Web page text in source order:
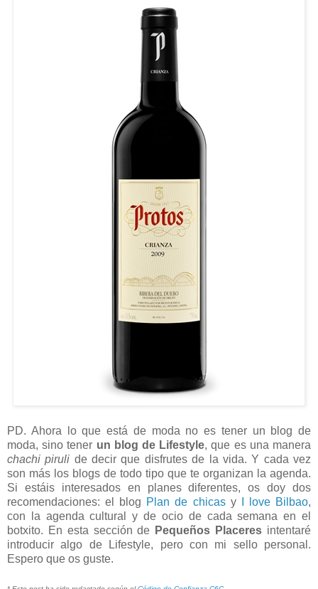
PD. Ahora lo que está de moda no es tener un blog de
moda, sino tener un blog de Lifestyle, que es una manera
chachi piruli de decir que disfrutes de la vida. Y cada vez
son más los blogs de todo tipo que te organizan la agenda.
Si estáis interesados en planes diferentes, os doy dos
recomendaciones: el blog Plan de chicasyI love Bilbao,
con la agenda cultural y de ocio de cada semana en el
botxito. En esta sección de Pequeños Placeres intentaré
introducir algo de Lifestyle, pero con mi sello personal.
Espero que os guste.